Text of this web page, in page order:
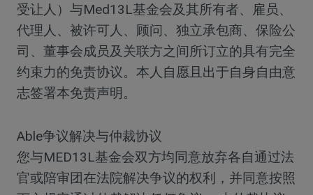
受让人）与Med13L基金会及其所有者、雇员、
代理人、被许可人、顾问、独立承包商、保险公
司、董事会成员及关联方之间所订立的具有完全
约束力的免责协议。本人自愿且出于自身自由意
志签署本免责声明。
Able争议解决与仲裁协议
您与MED13L基金会双方均同意放弃各自通过法
官或陪审团在法院解决争议的权利，并同意按照